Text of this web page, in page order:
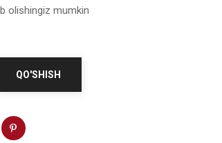
olishingiz mumkin
QO'SHISH